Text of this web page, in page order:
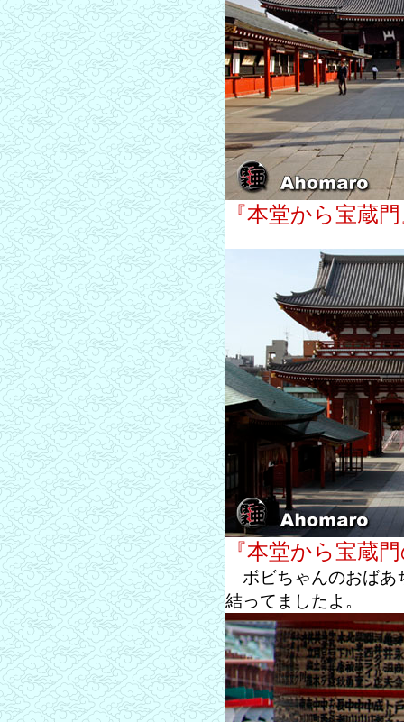
『本堂から宝蔵
『本堂から宝蔵
ボビちゃんのおばあ
結ってましたよ。